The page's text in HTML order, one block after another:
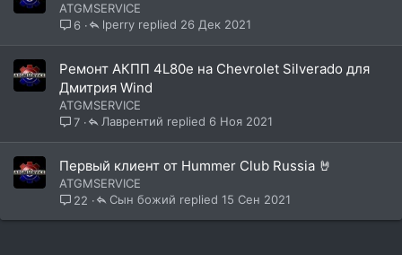
ATGMSERVICE
6
26 Дек 2021
lperry
Ремонт АКПП 4L80e на Chevrolet Silverado для
Дмитрия Wind
ATGMSERVICE
7
6 Ноя 2021
Лаврентий
Первый клиент от Hummer Club Russia 🤘
ATGMSERVICE
22
15 Сен 2021
Сын божий